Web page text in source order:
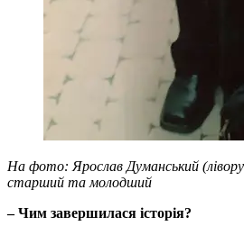
На фото: Ярослав Думанський
старший та молодший
– Чим завершилася історія?